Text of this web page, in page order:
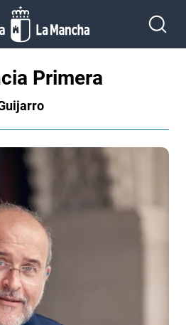
Primera